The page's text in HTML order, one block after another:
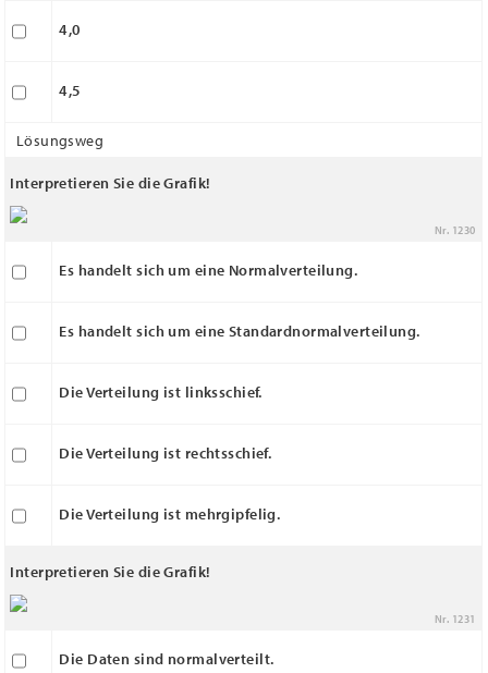
4,0
4,5
Lösungsweg
Interpretieren Sie die Grafik!
Nr. 1230
Es handelt sich um eine Normalverteilung.
Es handelt sich um eine Standardnormalverteilung.
Die Verteilung ist linksschief.
Die Verteilung ist rechtsschief.
Die Verteilung ist mehrgipfelig.
Interpretieren Sie die Grafik!
Nr. 1231
Die Daten sind normalverteilt.